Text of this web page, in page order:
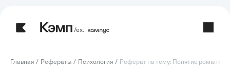
/ех.
Главная Рефераты Психология Реферат на тему: Понятие